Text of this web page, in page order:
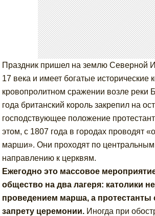
Праздник пришел на землю Северной
17 века и имеет богатые исторические
кровопролитном сражении возле реки
года британский король закрепил на
господствующее положение
этом, с 1807 года в городах проводят
марши». Они проходят по
направлению к церквям.
Ежегодно это массовое
общество на два лагеря: католики
проведением марша, а протестанты
запрету церемонии. Иногда при